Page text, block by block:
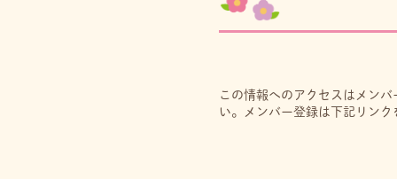
この情報へのアクセスはメン
い。メンバー登録は下記リンク